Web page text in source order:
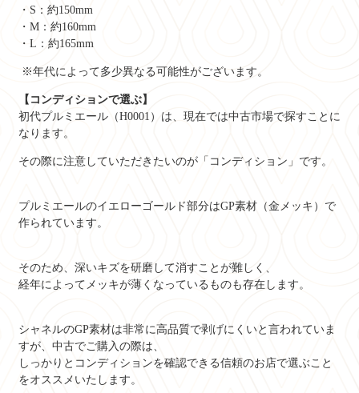
・S：約150mm
・M：約160mm
・L：約165mm
※年代によって多少異なる可能性がございます。
【コンディションで選ぶ】
初代プルミエール（H0001）は、現在では中古市場で探すことに
なります。
その際に注意していただきたいのが「コンディション」です。
プルミエールのイエローゴールド部分はGP素材（金メッキ）で
作られています。
そのため、深いキズを研磨して消すことが難しく、
経年によってメッキが薄くなっているものも存在します。
シャネルのGP素材は非常に高品質で剥げにくいと言われていま
すが、中古でご購入の際は、
しっかりとコンディションを確認できる信頼のお店で選ぶこと
をオススメいたします。